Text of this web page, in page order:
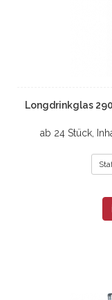
Longdrinkglas
ab 24 Stück,